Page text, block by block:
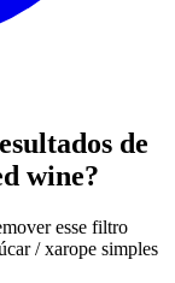
de
wine?
esse filtro
/ xarope simples